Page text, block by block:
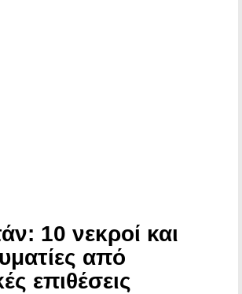
10 νεκροί και
από
επιθέσεις